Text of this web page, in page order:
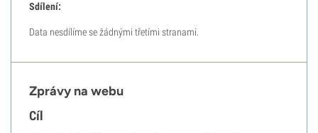
Sdílení:
Data nesdílíme se žádnými třetími stranami.
Zprávy na webu
Cíl